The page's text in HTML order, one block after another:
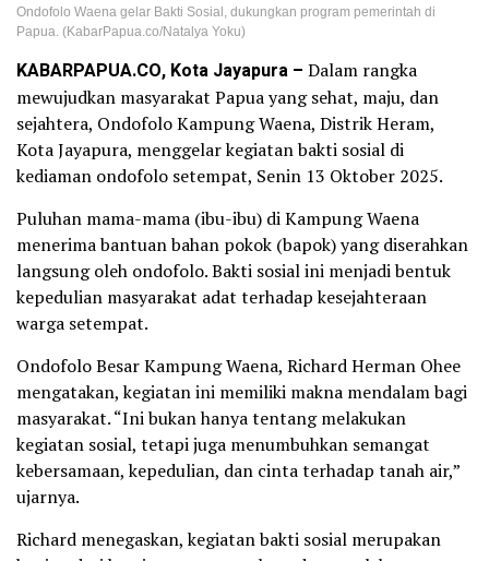
Ondofolo Waena gelar Bakti Sosial, dukungkan program pemerintah di
Papua. (KabarPapua.co/Natalya Yoku)
KABARPAPUA.CO, Kota Jayapura – Dalam rangka
mewujudkan masyarakat Papua yang sehat, maju, dan
sejahtera, Ondofolo Kampung Waena, Distrik Heram,
Kota Jayapura, menggelar kegiatan bakti sosial di
kediaman ondofolo setempat, Senin 13 Oktober 2025.
Puluhan mama-mama (ibu-ibu) di Kampung Waena
menerima bantuan bahan pokok (bapok) yang diserahkan
langsung oleh ondofolo. Bakti sosial ini menjadi bentuk
kepedulian masyarakat adat terhadap kesejahteraan
warga setempat.
Ondofolo Besar Kampung Waena, Richard Herman Ohee
mengatakan, kegiatan ini memiliki makna mendalam bagi
masyarakat. “Ini bukan hanya tentang melakukan
kegiatan sosial, tetapi juga menumbuhkan semangat
kebersamaan, kepedulian, dan cinta terhadap tanah air,”
ujarnya.
Richard menegaskan, kegiatan bakti sosial merupakan